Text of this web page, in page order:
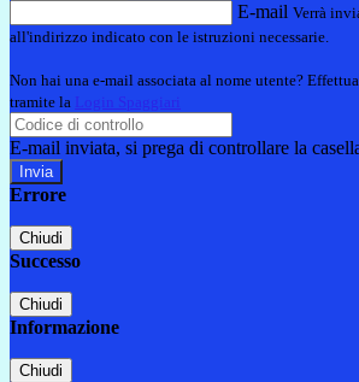
E-mail Verrà
all'indirizzo indicato con le istruzioni necessarie.
Non hai una e-mail associata al nome utente?
tramite la Login Spaggiari
E-mail inviata, si prega di controllare la
Errore
Chiudi
Successo
Chiudi
Informazione
Chiudi